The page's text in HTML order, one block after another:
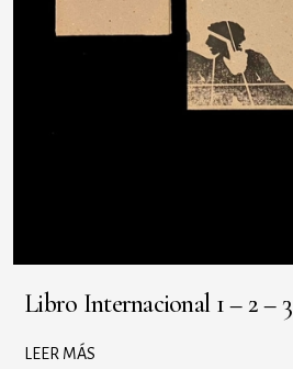
Libro Internacional 1 – 2 – 3
LEER MÁS